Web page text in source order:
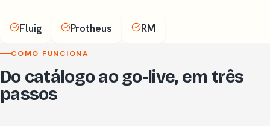
Fluig Protheus RM
COMO FUNCIONA
Do catálogo ao go-live, em três
passos